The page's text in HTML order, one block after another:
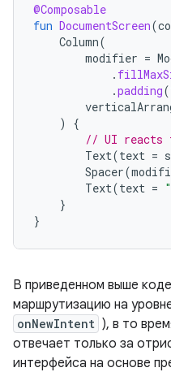
@Composable
fun DocumentScreen(
Column(
modifier =
.
.padding(
)
{
// UI reacts
Text(text =
Spacer(
Text(text =
}
}
В приведенном выше
маршрутизацию на
onNewIntent ), в то
отвечает только за
интерфейса на основе